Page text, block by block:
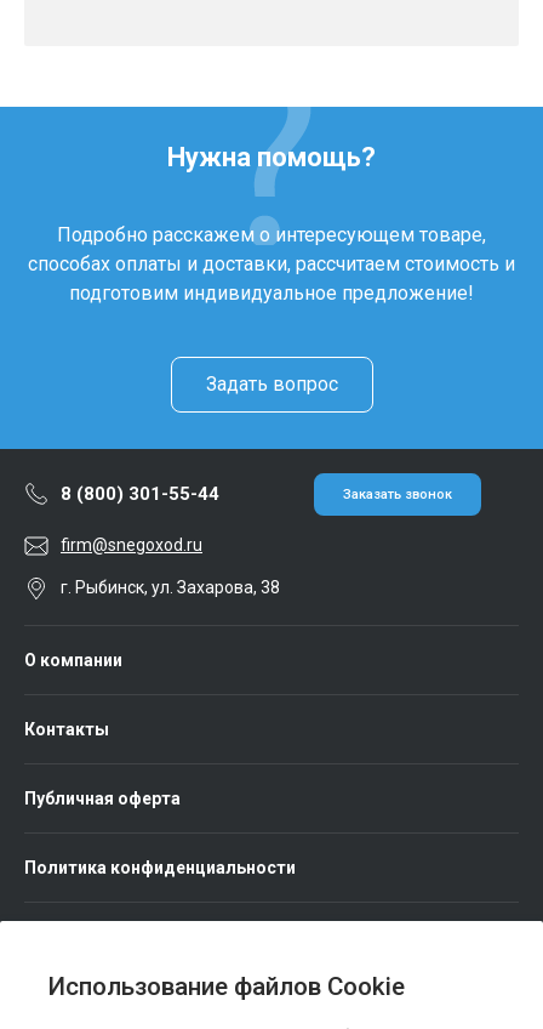
Использование файлов Cookie
Нужна помощь?
Подробно расскажем о интересующем товаре,
способах оплаты и доставки, рассчитаем стоимость и
подготовим индивидуальное предложение!
Задать вопрос
8 (800) 301-55-44 Заказать звонок
firm@snegoxod.ru
г. Рыбинск, ул. Захарова, 38
О компании
Контакты
Публичная оферта
Политика конфиденциальности